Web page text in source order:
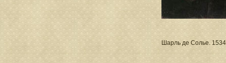
Шарль де Солье.